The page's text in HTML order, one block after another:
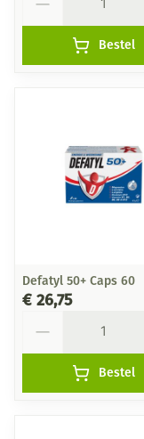
Bestel
Defatyl 50+ Caps 60
€ 26,75
Bestel